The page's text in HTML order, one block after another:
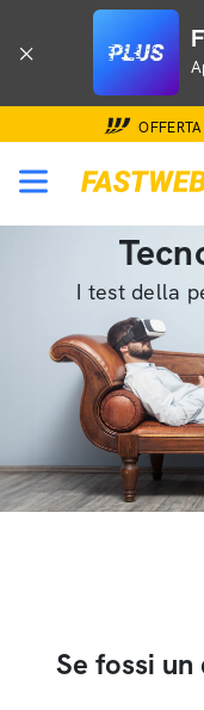
I test della
Se fossi